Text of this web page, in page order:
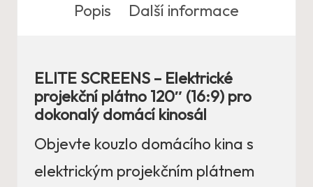
Popis Další informace
ELITE SCREENS – Elektrické
projekční plátno 120″ (16:9) pro
dokonalý domácí kinosál
Objevte kouzlo domácího kina s
elektrickým projekčním plátnem